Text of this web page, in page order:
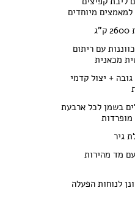
מיוחדים
עם ריתום
מכאנית
גובה + יצול קדמי
בשמן לכל ארבעת
מופרדות
גיר
מד מהירות
לנוחות הפעלה